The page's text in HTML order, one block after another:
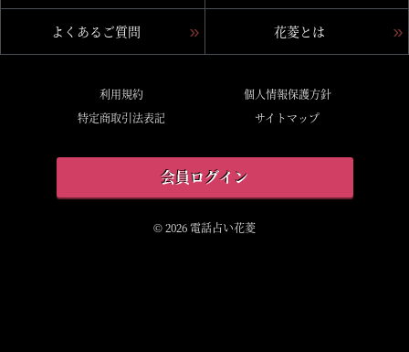
よくあるご質問 花菱とは
利用規約
特定商取引法表記
個人情報保護方針
サイトマップ
会員ログイン
© 2026 電話占い花菱